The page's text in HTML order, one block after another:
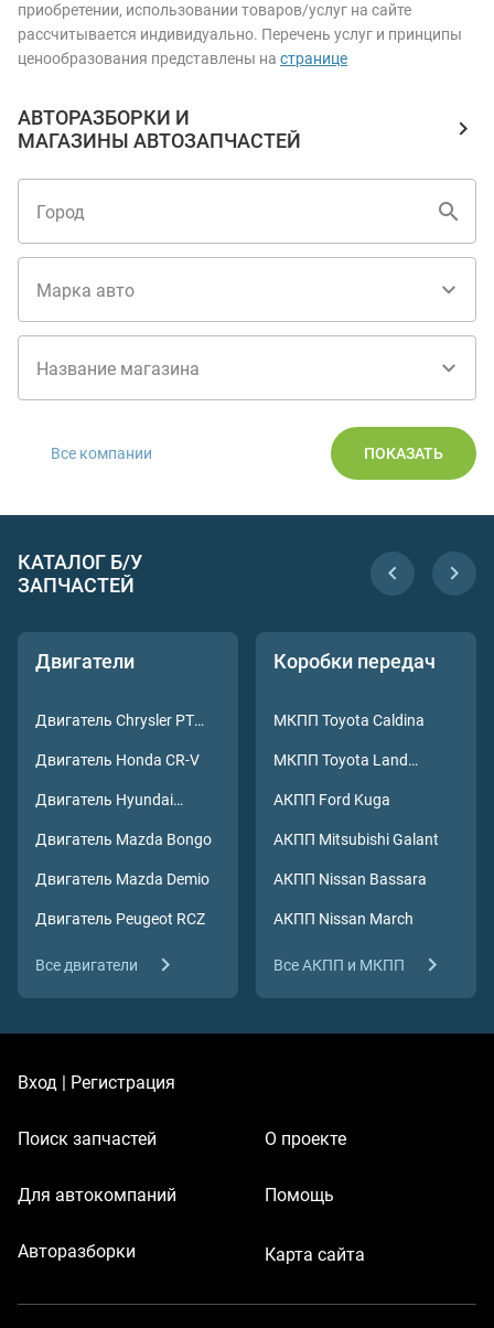
приобретении, использовании товаров/услуг на сайте
рассчитывается индивидуально. Перечень услуг и принципы
ценообразования представлены на странице
АВТОРАЗБОРКИ И
МАГАЗИНЫ АВТОЗАПЧАСТЕЙ
Город
Марка авто
Название магазина
Все компании ПОКАЗАТЬ
КАТАЛОГ Б/У
ЗАПЧАСТЕЙ
Двигатели
Двигатель Chrysler PT
Двигатель Honda CR-V
Двигатель Hyundai
Двигатель Mazda Bongo
Двигатель Mazda Demio
Двигатель Peugeot RCZ
Все двигатели
Коробки передач
МКПП Toyota Caldina
МКПП Toyota Land
АКПП Ford Kuga
АКПП Mitsubishi Galant
АКПП Nissan Bassara
АКПП Nissan March
Все АКПП и МКПП
Вход | Регистрация
Поиск запчастей
Для автокомпаний
Авторазборки
О проекте
Помощь
Карта сайта